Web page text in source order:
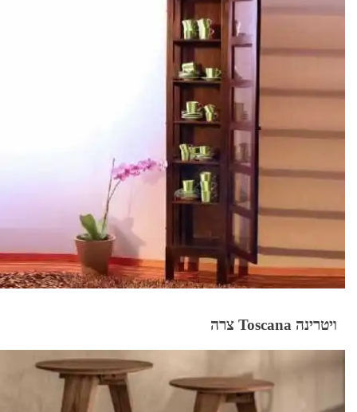
ויטרינה Toscana צרה